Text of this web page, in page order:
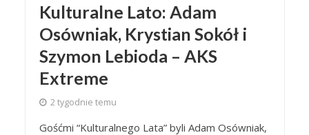
Kulturalne Lato: Adam
Osówniak, Krystian Sokół i
Szymon Lebioda – AKS
Extreme
2 tygodnie temu
Gośćmi “Kulturalnego Lata” byli Adam Osówniak,